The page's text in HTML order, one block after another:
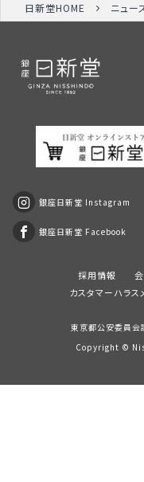
日新堂HOME ニュー
銀座日新堂 Instagram
銀座日新堂 Facebook
採用情報
カスタマーハラス
東京都公安委員
Copyright ©